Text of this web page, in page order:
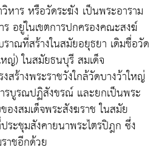
หาร หรือวัดระฆัง เป็นพระอาราม
อยู่ในเขตการปกครองคณะสงฆ์
าณที่สร้างในสมัยอยุธยา เดิมชื่อวัด
ญ่) ในสมัยธนบุรี สมเด็จ
สร้างพระราชวังใกล้วัดบางว้าใหญ่
รบูรณปฏิสังขรณ์ และยกเป็นพระ
งสมเด็จพระสังฆราช ในสมัย
ระชุมสังคายนาพระไตรปิฎก ซึ่ง
าชอีกด้วย